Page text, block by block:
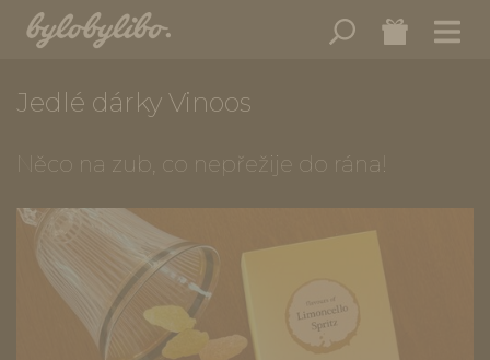
Jedlé dárky Vinoos
Něco na zub, co nepřežije do rána!